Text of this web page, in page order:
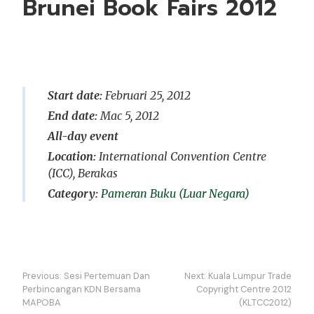
Brunei Book Fairs 2012
Start date: Februari 25, 2012
End date:Mac 5, 2012
All-day event
Location: International Convention Centre
(ICC), Berakas
Pameran Buku (Luar Negara)
Navigasi
kiriman
Previous: Sesi Pertemuan Dan
Perbincangan KDN Bersama
MAPOBA
Next: Kuala Lumpur Trade
Copyright Centre 2012
(KLTCC2012)